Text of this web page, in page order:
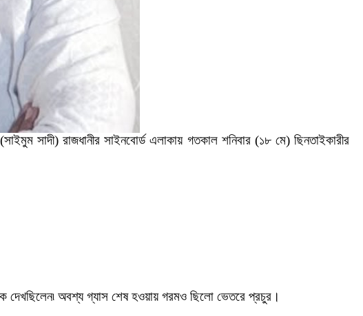
সাদী) রাজধানীর সাইনবোর্ড এলাকায় গতকাল শনিবার (১৮ মে) ছিনতাইকারীর
দেখছিলেন৷ অবশ্য গ্যাস শেষ হওয়ায় গরমও ছিলো ভেতরে প্রচুর।